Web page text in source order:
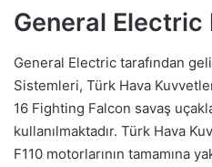
General Electric
General Electric tarafından
Sistemleri, Türk Hava
16 Fighting Falcon savaş
kullanılmaktadır. Türk Hava
F110 motorlarının tamamına